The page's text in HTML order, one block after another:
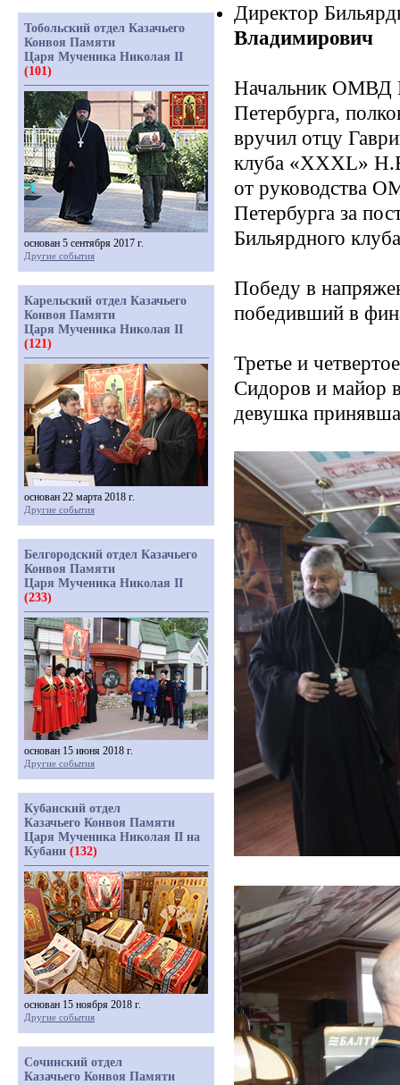
Директор
Владимирович
Начальник ОМВД
Петербурга,
вручил отцу
клуба «XXXL»
от руководства
Петербурга за
Бильярдного клуба
Победу в
победивший в
Третье и
Сидоров и майор
девушка
Тобольский отдел Казачьего
Конвоя Памяти
Царя Мученика Николая II
(101)
основан 5 сентября 2017 г.
Другие события
Карельский отдел Казачьего
Конвоя Памяти
Царя Мученика Николая II
(121)
основан 22 марта 2018 г.
Другие события
Белгородский отдел Казачьего
Конвоя Памяти
Царя Мученика Николая II
(233)
основан 15 июня 2018 г.
Другие события
Кубанский отдел
Казачьего Конвоя Памяти
Царя Мученика Николая II на
Кубани (132)
основан 15 ноября 2018 г.
Другие события
Сочинский отдел
Казачьего Конвоя Памяти